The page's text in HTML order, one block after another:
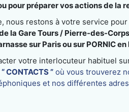
pour préparer vos actions de la
nous restons à votre service
la Gare Tours / Pierre-des-
sur Paris ou sur PORNIC
votre interlocuteur habituel
“ CONTACTS ”où vous trouverez
et nos différentes